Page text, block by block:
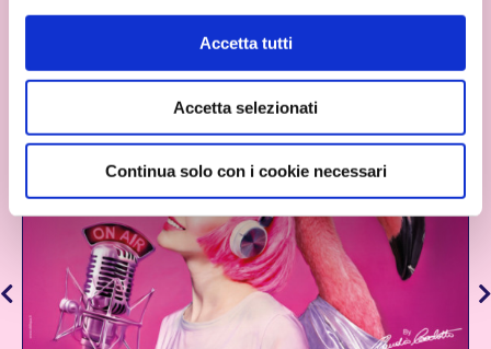
Accetta tutti
Accetta selezionati
Continua solo con i cookie necessari